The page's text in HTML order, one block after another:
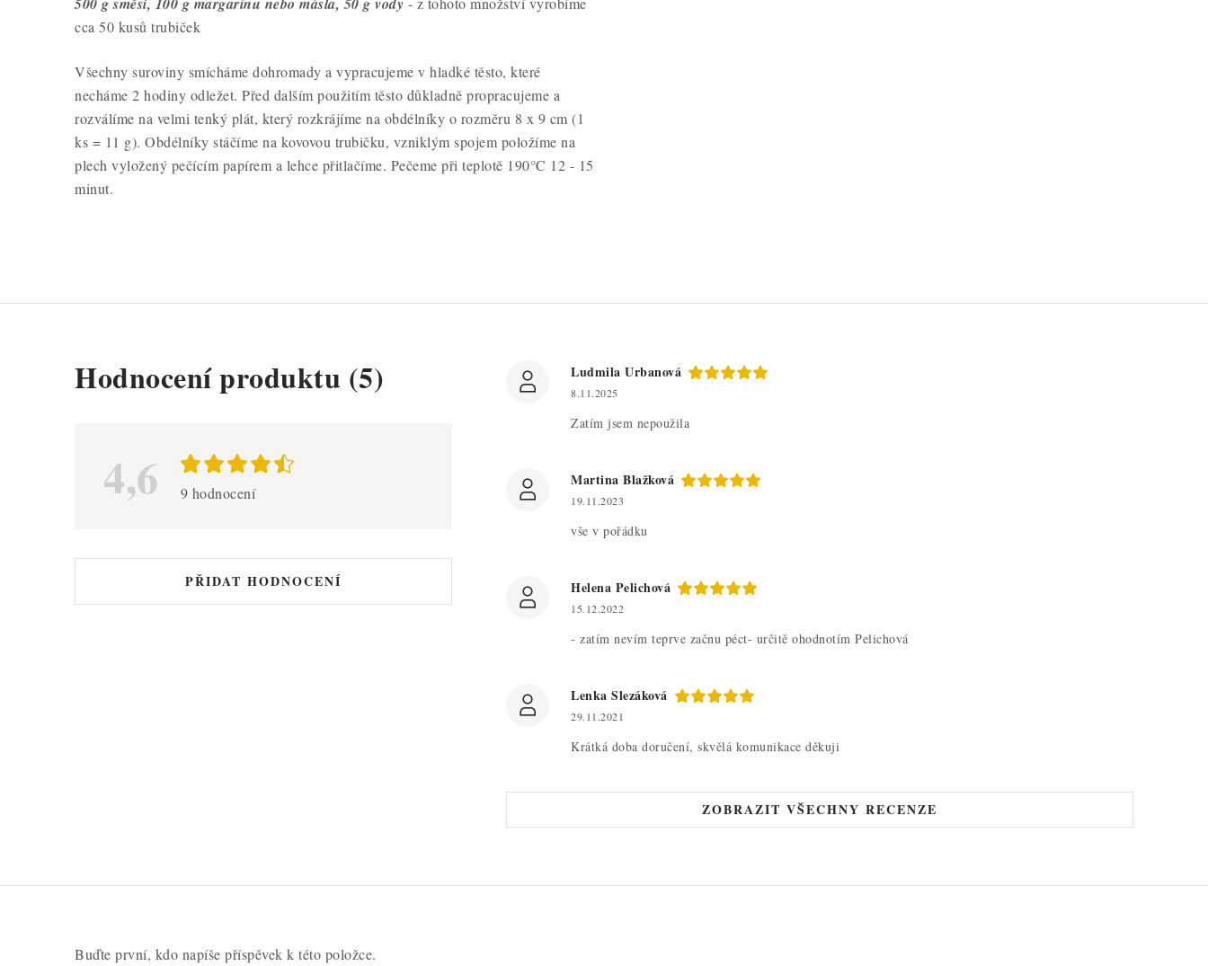
cca 50 kusů trubiček
Všechny suroviny smícháme dohromady a vypracujeme v hladké těsto, které
necháme 2 hodiny odležet. Před dalším použitím těsto důkladně propracujeme a
rozválíme na velmi tenký plát, který rozkrájíme na obdélníky o rozměru 8 x 9 cm (1
ks = 11 g). Obdélníky stáčíme na kovovou trubičku, vzniklým spojem položíme na
plech vyložený pečícím papírem a lehce přitlačíme. Pečeme při teplotě 190°C 12 - 15
minut.
Hodnocení produktu (5)
4,6 9 hodnocení
PŘIDAT HODNOCENÍ
V
o
n
Ludmila Urbanová
8.11.2025
Zatím jsem nepoužila
Martina Blažková
19.11.2023
vše v pořádku
Helena Pelichová
15.12.2022
- zatím nevím teprve začnu péct- určitě ohodnotím Pelichová
Lenka Slezáková
29.11.2021
Krátká doba doručení, skvělá komunikace děkuji
ZOBRAZIT VŠECHNY RECENZE
Buďte první, kdo napíše příspěvek k této položce.